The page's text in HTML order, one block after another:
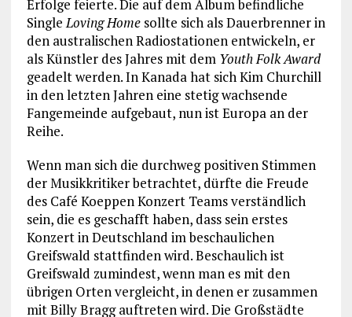
Erfolge feierte. Die auf dem Album befindliche
Single Loving Homesollte sich als Dauerbrenner in
den australischen Radiostationen entwickeln, er
als Künstler des Jahres mit dem Youth Folk Award
geadelt werden. In Kanada hat sich Kim Churchill
in den letzten Jahren eine stetig wachsende
Fangemeinde aufgebaut, nun ist Europa an der
Reihe.
Wenn man sich die durchweg positiven Stimmen
der Musikkritiker betrachtet, dürfte die Freude
des Café Koeppen Konzert Teams verständlich
sein, die es geschafft haben, dass sein erstes
Konzert in Deutschland im beschaulichen
Greifswald stattfinden wird. Beschaulich ist
Greifswald zumindest, wenn man es mit den
übrigen Orten vergleicht, in denen er zusammen
mit Billy Bragg auftreten wird. Die Großstädte